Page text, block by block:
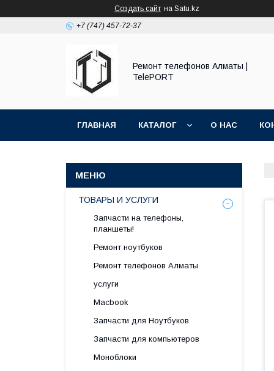
Создать сайт на Satu.kz
+7 (747) 457-72-37
Ремонт телефонов Алматы |
TelePORT
ГЛАВНАЯ КАТАЛОГ О НАС
ТОВАРЫ И УСЛУГИ
Запчасти на телефоны,
планшеты!
Ремонт ноутбуков
Ремонт телефонов Алматы
услуги
Macbook
Запчасти для Ноутбуков
Запчасти для компьютеров
Моноблоки